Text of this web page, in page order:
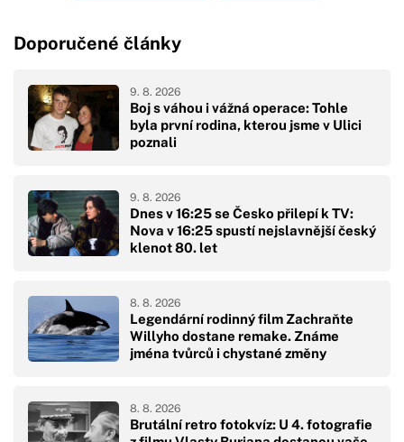
Doporučené články
Boj s váhou i vážná operace: Tohle
byla první rodina, kterou jsme v Ulici
poznali
9. 8. 2026
Dnes v 16:25 se Česko přilepí k TV:
Nova v 16:25 spustí nejslavnější český
klenot 80. let
9. 8. 2026
Legendární rodinný film Zachraňte
Willyho dostane remake. Známe
jména tvůrců i chystané změny
8. 8. 2026
Brutální retro fotokvíz: U 4. fotografie
8. 8. 2026